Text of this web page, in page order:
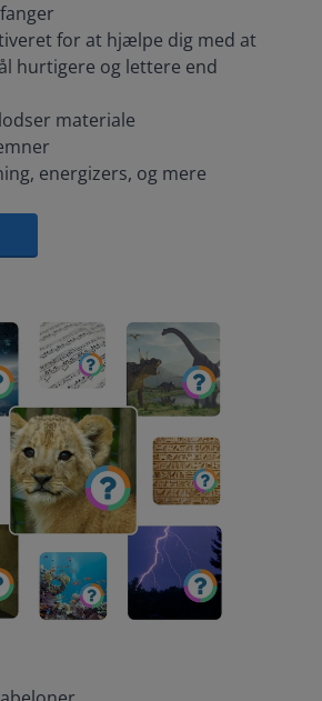
for at hjælpe dig med at
hurtigere og lettere end
materiale
energizers, og mere